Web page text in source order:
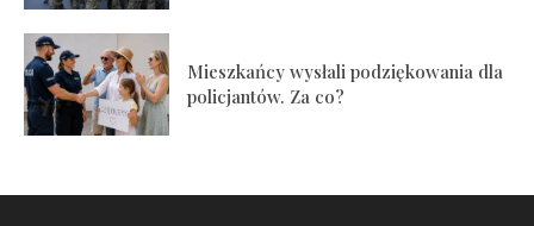
Mieszkańcy wysłali podziękowania dla
policjantów. Za co?